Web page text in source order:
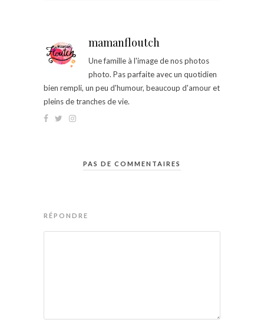
mamanfloutch
Une famille à l'image de nos photos
photo. Pas parfaite avec un quotidien
bien rempli, un peu d'humour, beaucoup d'amour et
pleins de tranches de vie.
PAS DE COMMENTAIRES
RÉPONDRE